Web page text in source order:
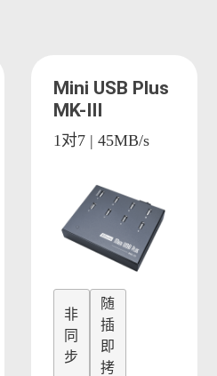
Mini USB Plus
MK-III
1对7 | 45MB/s
非
同
步
随
插
即
拷